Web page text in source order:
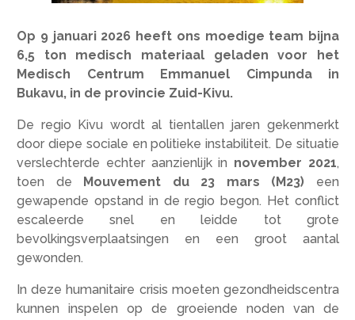
Op 9 januari 2026 heeft ons moedige team bijna
6,5 ton medisch materiaal geladen voor het
Medisch Centrum Emmanuel Cimpunda in
Bukavu, in de provincie Zuid-Kivu.
De regio Kivu wordt al tientallen jaren gekenmerkt
door diepe sociale en politieke instabiliteit. De situatie
verslechterde echter aanzienlijk in november 2021,
toen de Mouvement du 23 mars (M23) een
gewapende opstand in de regio begon. Het conflict
escaleerde snel en leidde tot grote
bevolkingsverplaatsingen en een groot aantal
gewonden.
In deze humanitaire crisis moeten gezondheidscentra
kunnen inspelen op de groeiende noden van de